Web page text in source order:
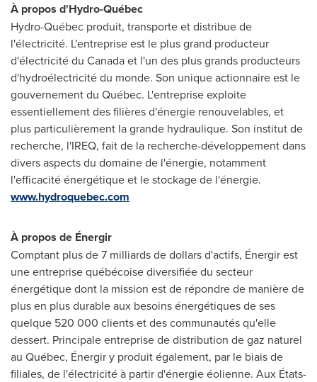
À propos d'Hydro-Québec
Hydro-Québec produit, transporte et distribue de
l'électricité. L'entreprise est le plus grand producteur
d'électricité du Canadaet l'un des plus grands producteurs
d'hydroélectricité du monde. Son unique actionnaire est le
gouvernement du Québec. L'entreprise exploite
essentiellement des filières d'énergie renouvelables, et
plus particulièrement la grande hydraulique. Son institut de
recherche, l'IREQ, fait de la recherche-développement dans
divers aspects du domaine de l'énergie, notamment
l'efficacité énergétique et le stockage de l'énergie.
www.hydroquebec.com
À propos de Énergir
Comptant plus de 7 milliards de dollars d'actifs, Énergir est
une entreprise québécoise diversifiée du secteur
énergétique dont la mission est de répondre de manière de
plus en plus durable aux besoins énergétiques de ses
quelque 520 000 clients et des communautés qu'elle
dessert. Principale entreprise de distribution de gaz naturel
au Québec, Énergir y produit également, par le biais de
filiales, de l'électricité à partir d'énergie éolienne. Aux États-